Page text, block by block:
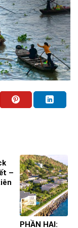
–
PHẦN HAI: